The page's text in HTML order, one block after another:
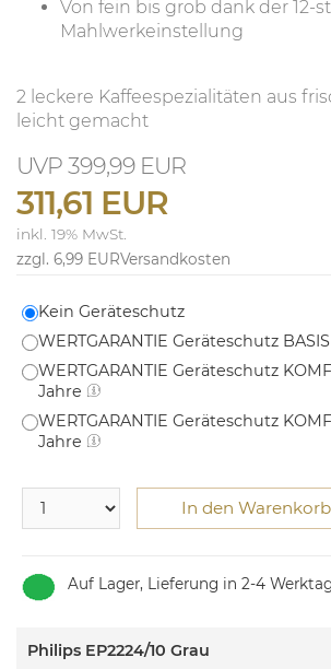
Von fein bis grob dank der 12-
Mahlwerkeinstellung
2 leckere Kaffeespezialitäten aus
leicht gemacht
399,99 EUR
311,61 EUR
inkl. 19% MwSt.
zzgl. 6,99 EURVersandkosten
Auf Lager, Lieferung in 2-4
Kein Geräteschutz
WERTGARANTIE Geräteschutz BASIS
WERTGARANTIE Geräteschutz
Jahre
WERTGARANTIE Geräteschutz
Jahre
In den Warenkorb
Philips EP2224/10 Grau